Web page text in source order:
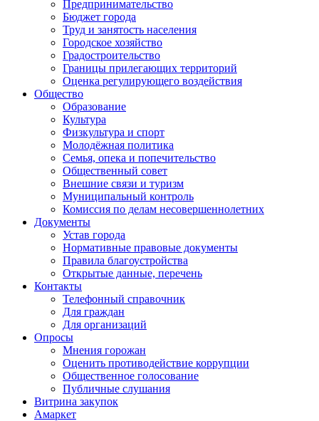
Предпринимательство
Бюджет города
Труд и занятость населения
Городское хозяйство
Градостроительство
Границы прилегающих территорий
Оценка регулирующего воздействия
Общество
Образование
Культура
Физкультура и спорт
Молодёжная политика
Семья, опека и попечительство
Общественный совет
Внешние связи и туризм
Муниципальный контроль
Комиссия по делам несовершеннолетних
Документы
Устав города
Нормативные правовые документы
Правила благоустройства
Открытые данные, перечень
Контакты
Телефонный справочник
Для граждан
Для организаций
Опросы
Мнения горожан
Оценить противодействие коррупции
Общественное голосование
Публичные слушания
Витрина закупок
Амаркет